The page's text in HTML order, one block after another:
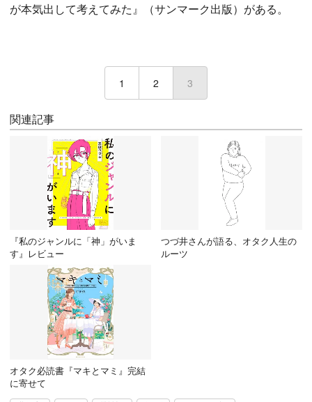
が本気出して考えてみた』（サンマーク出版）がある。
1 2 3
関連記事
『私のジャンルに「神」がいま
す』レビュー
つづ井さんが語る、オタク人生の
ルーツ
オタク必読書『マキとマミ』完結
に寄せて